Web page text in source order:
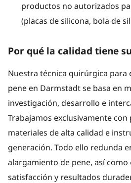
productos no autorizados
(placas de silicona, bola de
Por qué la calidad tiene
Nuestra técnica quirúrgica para
pene en Darmstadt se basa en
investigación, desarrollo e
Trabajamos exclusivamente
materiales de alta calidad e
generación. Todo ello redunda
alargamiento de pene, así
satisfacción y resultados